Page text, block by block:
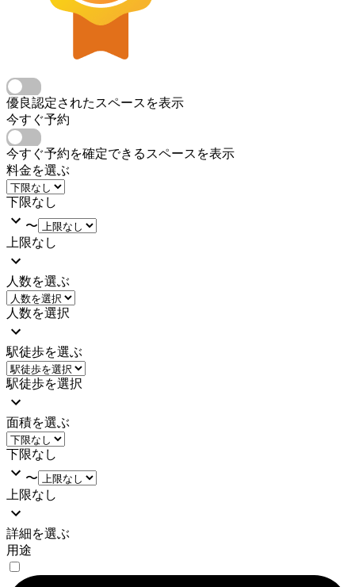
優良認定されたスペースを表示
今すぐ予約
今すぐ予約を確定できるスペースを表示
料金を選ぶ
下限なし
〜
上限なし
人数を選ぶ
人数を選択
駅徒歩を選ぶ
駅徒歩を選択
面積を選ぶ
下限なし
〜
上限なし
詳細を選ぶ
用途